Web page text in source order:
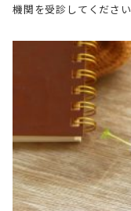
機関を受診してくださ